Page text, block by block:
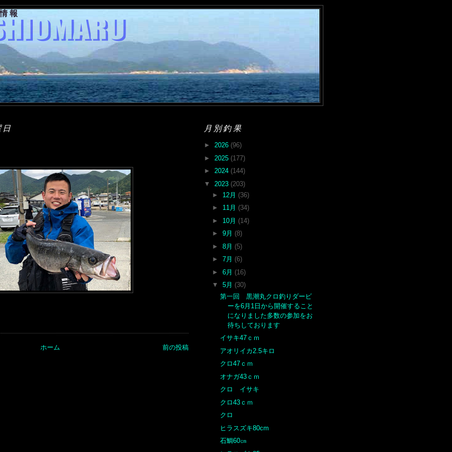
報
前の投稿
ホーム
月別釣果
► 2026 (96)
► 2025 (177)
► 2024 (144)
▼ 2023 (203)
► 12月 (36)
► 11月 (34)
► 10月 (14)
► 9月 (8)
► 8月 (5)
► 7月 (6)
► 6月 (16)
▼ 5月 (30)
第一回 黒潮丸クロ釣りダービ
ーを6月1日から開催すること
になりました多数の参加をお
待ちしております
イサキ47ｃｍ
アオリイカ2.5キロ
クロ47ｃｍ
オナガ43ｃｍ
クロ イサキ
クロ43ｃｍ
クロ
ヒラスズキ80cm
石鯛60㎝